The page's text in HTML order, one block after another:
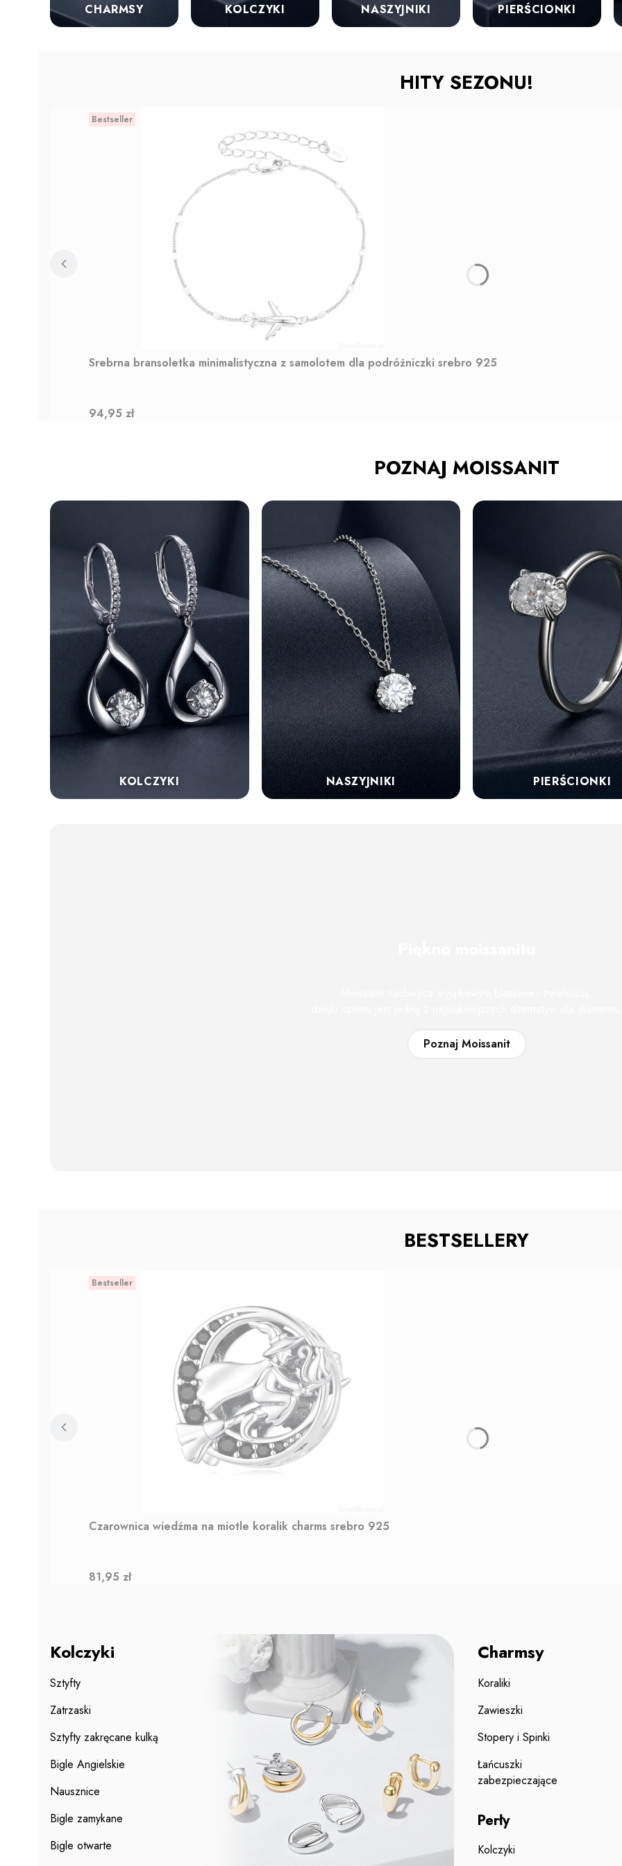
CHARMSY KOLCZYKI NASZYJNIKI PIERŚCIONKI
HITY SEZONU!
Bestseller
Srebrna bransoletka minimalistyczna z samolotem dla podróżniczki srebro 925
Cena
94,95 zł
POZNAJ MOISSANIT
KOLCZYKI NASZYJNIKI PIERŚCIONKI
Poznaj Moissanit
BESTSELLERY
Bestseller
Czarownica wiedźma na miotle koralik charms srebro 925
Cena
81,95 zł
Kolczyki
Sztyfty
Zatrzaski
Sztyfty zakręcane kulką
Bigle Angielskie
Nausznice
Bigle zamykane
Bigle otwarte
Charmsy
Koraliki
Zawieszki
Stopery i Spinki
Łańcuszki
zabezpieczające
Perły
Kolczyki